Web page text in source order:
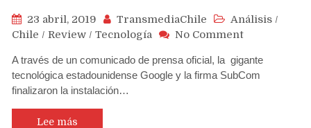
23 abril, 2019 TransmediaChile Análisis /
Chile / Review / Tecnología No Commenton
a
través
A través de un comunicado de prensa oficial, la gigante
tecnológica estadounidense Google y la firma SubCom
finalizaron la instalación…
Lee más